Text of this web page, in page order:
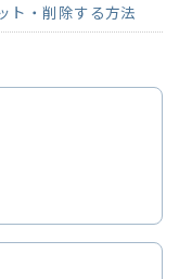
ト・削除する方法